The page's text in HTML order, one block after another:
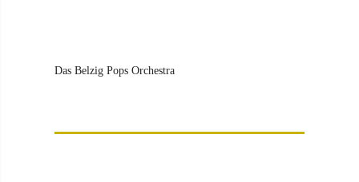
Das Belzig Pops Orchestra